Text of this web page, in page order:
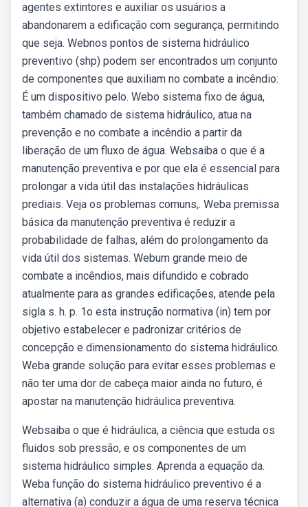
agentes extintores e auxiliar os usuários a
abandonarem a edificação com segurança, permitindo
que seja. Webnos pontos de sistema hidráulico
preventivo (shp) podem ser encontrados um conjunto
de componentes que auxiliam no combate a incêndio:
É um dispositivo pelo. Webo sistema fixo de água,
também chamado de sistema hidráulico, atua na
prevenção e no combate a incêndio a partir da
liberação de um fluxo de água. Websaiba o que é a
manutenção preventiva e por que ela é essencial para
prolongar a vida útil das instalações hidráulicas
prediais. Veja os problemas comuns,. Weba premissa
básica da manutenção preventiva é reduzir a
probabilidade de falhas, além do prolongamento da
vida útil dos sistemas. Webum grande meio de
combate a incêndios, mais difundido e cobrado
atualmente para as grandes edificações, atende pela
sigla s. h. p. 1o esta instrução normativa (in) tem por
objetivo estabelecer e padronizar critérios de
concepção e dimensionamento do sistema hidráulico.
Weba grande solução para evitar esses problemas e
não ter uma dor de cabeça maior ainda no futuro, é
apostar na manutenção hidráulica preventiva.
Websaiba o que é hidráulica, a ciência que estuda os
fluidos sob pressão, e os componentes de um
sistema hidráulico simples. Aprenda a equação da.
Weba função do sistema hidráulico preventivo é a
alternativa (a) conduzir a água de uma reserva técnica